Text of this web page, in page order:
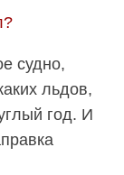
судно,
льдов,
год. И